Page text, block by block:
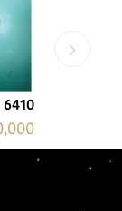
6410 روز تنهایی
100,000